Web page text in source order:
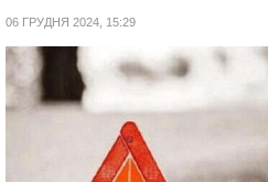
06 ГРУДНЯ 2024, 15:29